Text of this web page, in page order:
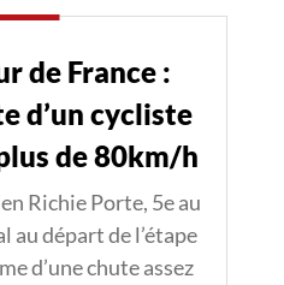
de France :
d’un cycliste
de 80km/h
Richie Porte, 5e au
au départ de l’étape
d’une chute assez